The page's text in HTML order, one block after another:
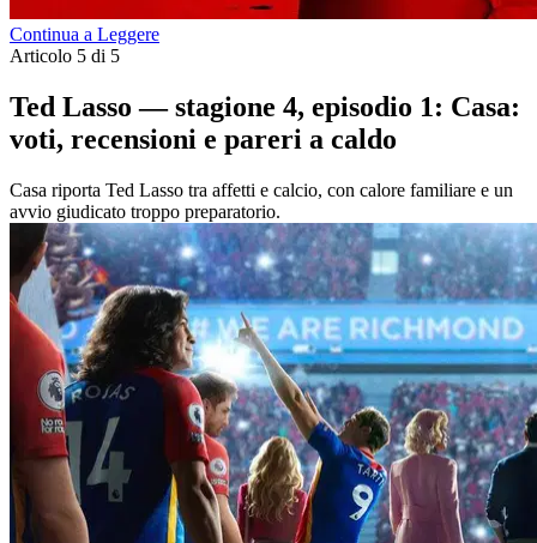
Continua a Leggere
Articolo 5 di 5
Ted Lasso — stagione 4, episodio 1: Casa:
voti, recensioni e pareri a caldo
Casa riporta Ted Lasso tra affetti e calcio, con calore familiare e un
avvio giudicato troppo preparatorio.